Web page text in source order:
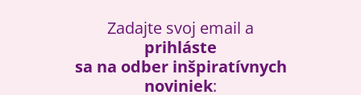
Zadajte svoj email a
prihláste
sa na odber inšpiratívnych
noviniek: